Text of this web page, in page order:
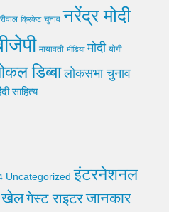
क्रिकेट चुनाव नरेंद्र मोदी
मायावती मीडिया मोदी योगी
डिब्बा लोकसभा चुनाव
साहित्य
Uncategorized इंटरनेशनल
खेलगेस्ट राइटरजानकार